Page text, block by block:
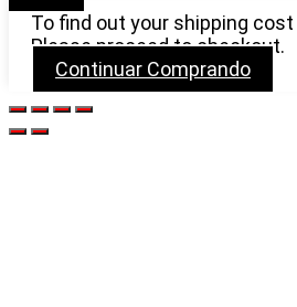
To find out your shipping cost
Please proceed to checkout.
Continuar Comprando